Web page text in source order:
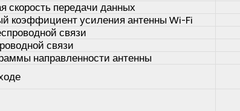
скорость передачи данных
коэффициент усиления антенны Wi-Fi
связи
связи
направленности антенны